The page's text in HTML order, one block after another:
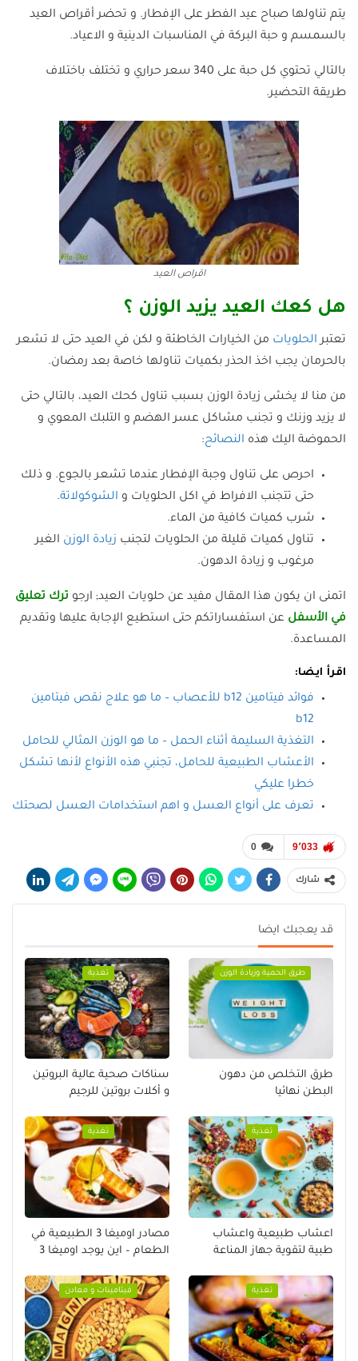
يتم تناولها صباح عيد الفطر على الإفطار. و تحضر أقراص العيد
بالسمسم و حبة البركة في المناسبات الدينية و الاعياد.
بالتالي تحتوي كل حبة على 340 سعر حراري و تختلف باختلاف
طريقة التحضير.
اقراص العيد
هل كعك العيد يزيد الوزن ؟
تعتبرالحلويات من الخيارات الخاطئة و لكن في العيد حتى لا تشعر
بالحرمان يجب اخذ الحذر بكميات تناولها خاصة بعد رمضان.
من منا لا يخشى زيادة الوزن بسبب تناول كحك العيد، بالتالي حتى
لا يزيد وزنك و تجنب مشاكل عسر الهضم و التلبك المعوي و
الحموضة اليك هذه النصائح:
احرص على تناول وجبة الإفطار عندما تشعر بالجوع. و ذلك
حتى تتجنب الافراط في اكل الحلويات و الشوكولاتة.
شرب كميات كافية من الماء.
تناول كميات قليلة من الحلويات لتجنب زيادة الوزن الغير
مرغوب و زيادة الدهون.
اتمنى ان يكون هذا المقال مفيد عن حلويات العيد; ارجو ترك تعليق
في الأسفل عن استفساراتكم حتى استطيع الإجابة عليها وتقديم
المساعدة.
اقرأ ايضا:
فوائد فيتامين b12 للأعصاب – ما هو علاج نقص فيتامين
b12
التغذية السليمة أثناء الحمل – ما هو الوزن المثالي للحامل
الأعشاب الطبيعية للحامل، تجنبي هذه الأنواع لأنها تشكل
خطرا عليكي
تعرف على أنواع العسل و اهم استخدامات العسل لصحتك
0 9٬033
شارك
قد يعجبك ايضا
طرق الحمية وزيادة الوزن
طرق التخلص من دهون
البطن نهائيا
تغذية
سناكات صحية عالية البروتين
و أكلات بروتين للرجيم
تغذية
اعشاب طبيعية واعشاب
طبية لتقوية جهاز المناعة
تغذية
مصادر اوميغا 3 الطبيعية في
الطعام – اين يوجد اوميغا 3
تغذية فيتامينات و معادن